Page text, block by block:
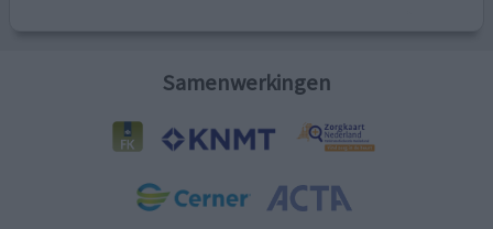
Samenwerkingen